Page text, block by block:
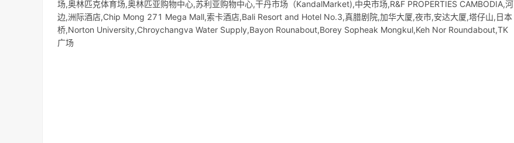
场,奥林匹克体育场,奥林匹亚购物中心,苏利亚购物中心,干丹市场（KandalMarket),中央市场,R&F PROPERTIES CAMBODIA,河
边,洲际酒店,Chip Mong 271 Mega Mall,索卡酒店,Bali Resort and Hotel No.3,真腊剧院,加华大厦,夜市,安达大厦,塔仔山,日本
桥,Norton University,Chroychangva Water Supply,Bayon Rounabout,Borey Sopheak Mongkul,Keh Nor Roundabout,TK
广场